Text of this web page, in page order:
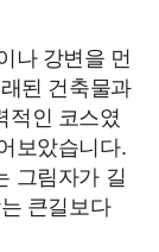
나 강변을 먼
된 건축물과
적인 코스였
보았습니다.
그림자가 길
큰길보다